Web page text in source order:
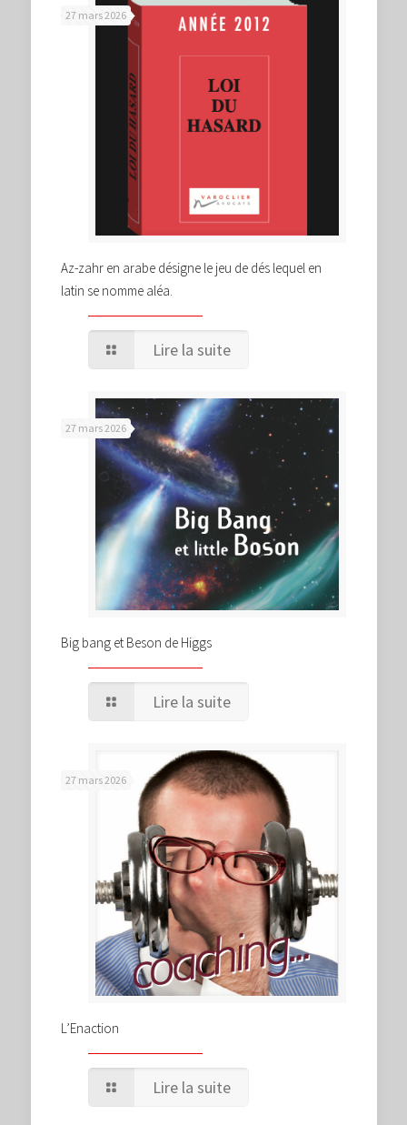
27 mars 2026
Az-zahr en arabe désigne le jeu de dés lequel en
latin se nomme aléa.
Lire la suite
27 mars 2026
Big bang et Beson de Higgs
Lire la suite
27 mars 2026
L’Enaction
Lire la suite